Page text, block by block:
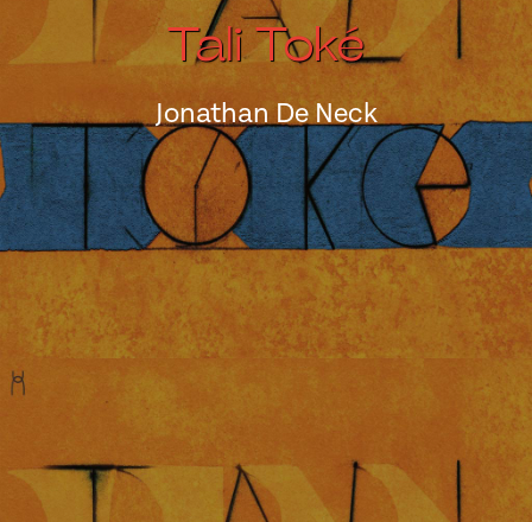
Tali Toké
Jonathan De Neck